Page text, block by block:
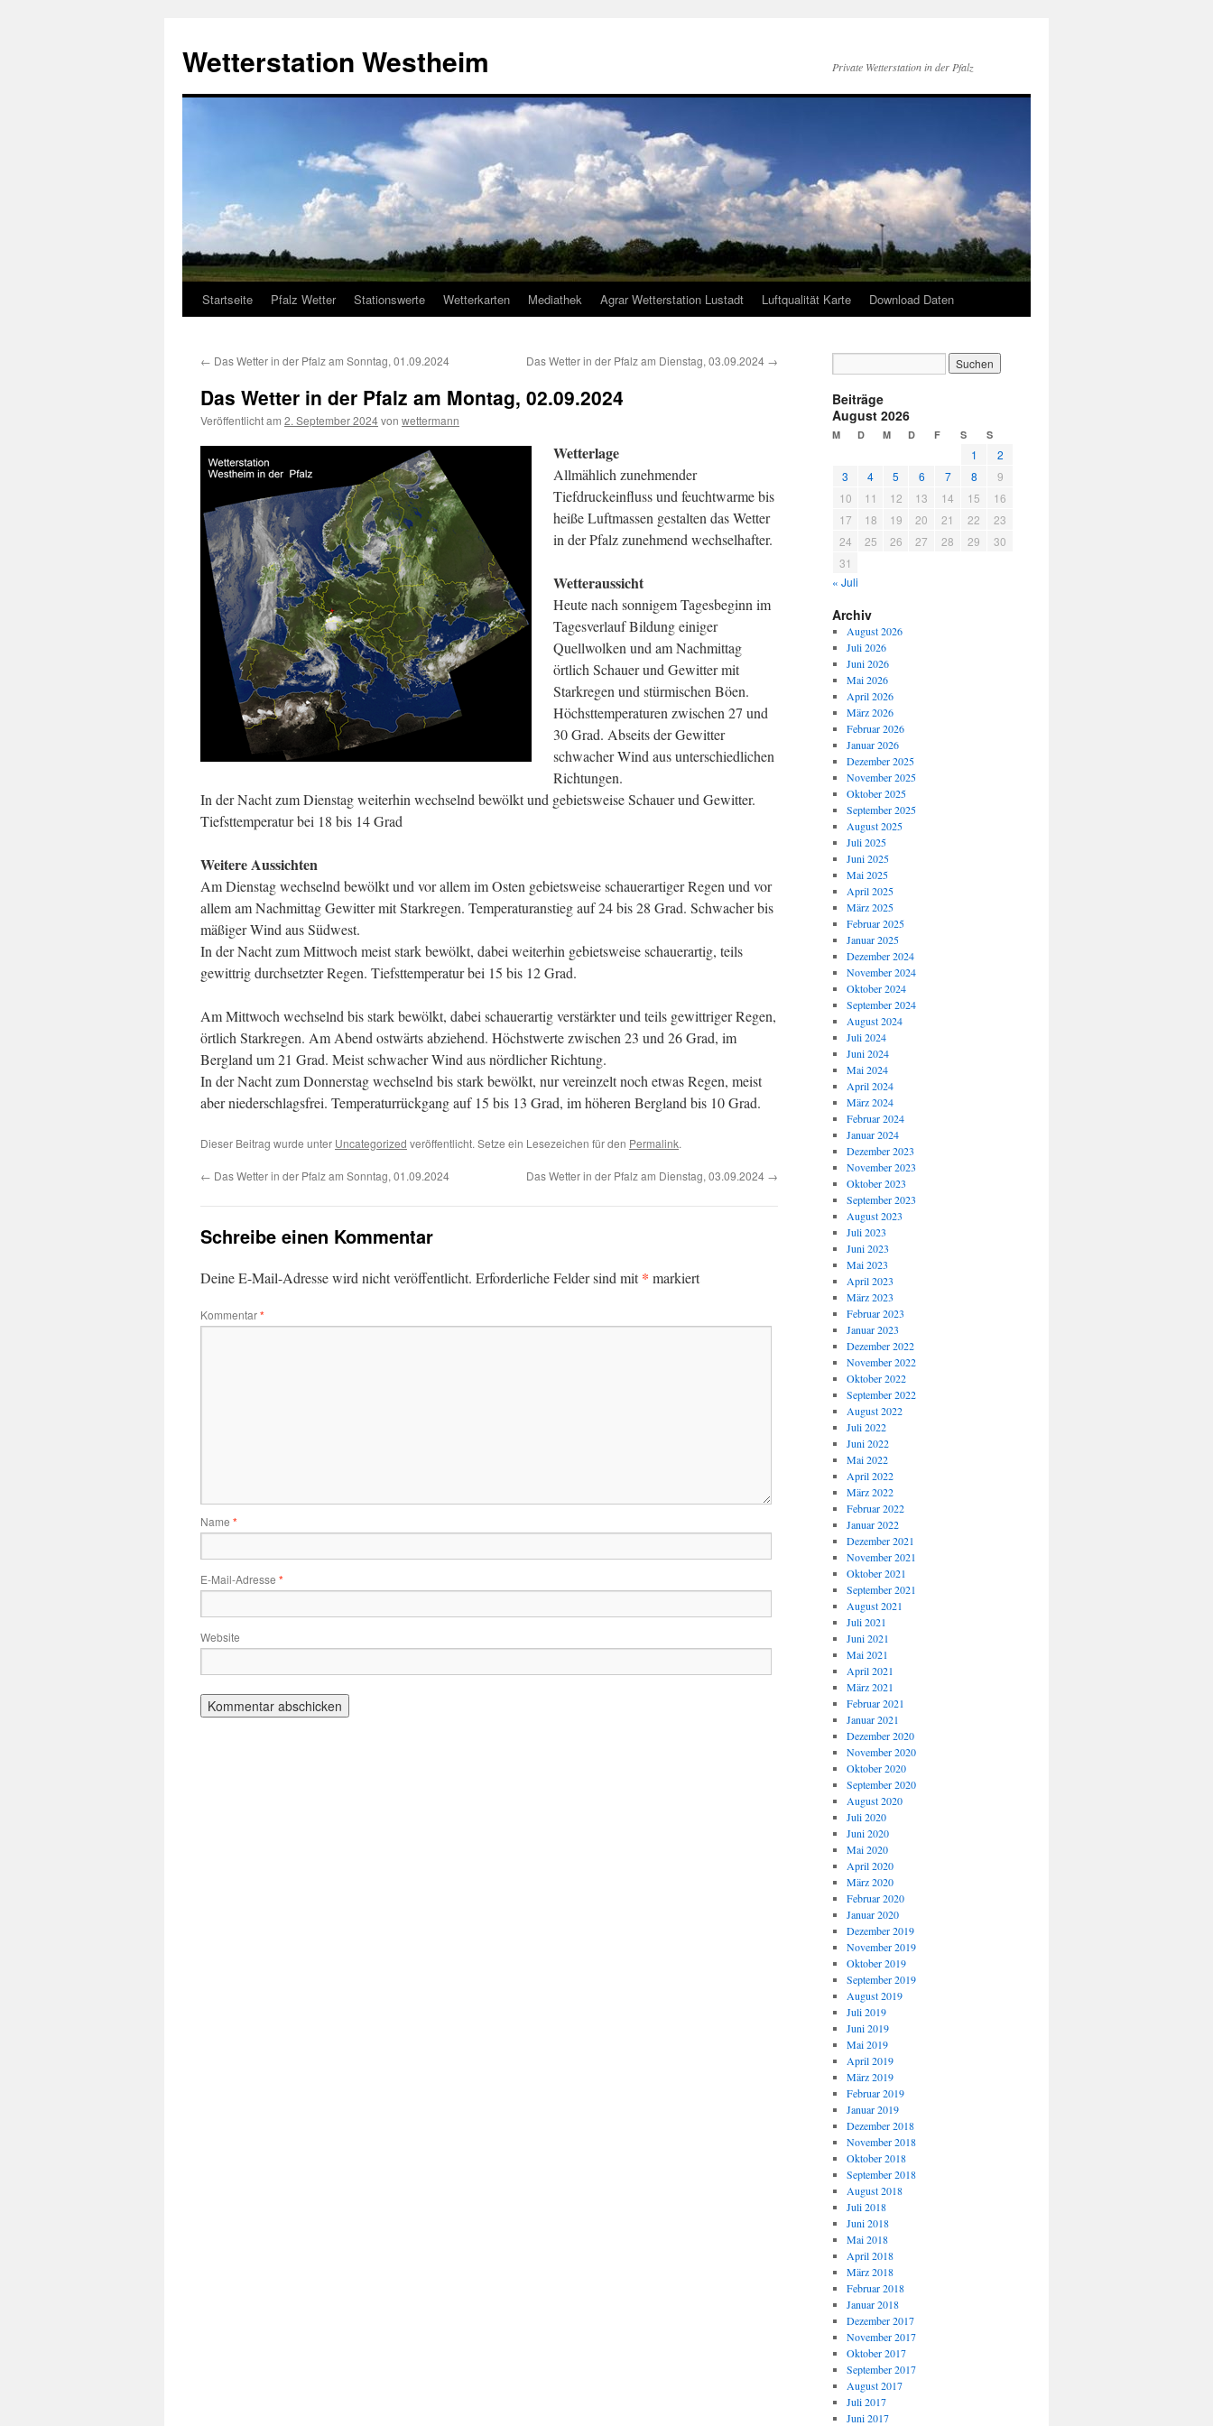
springen
Wetterstation Westheim Private Wetterstation in der Pfalz
Startseite Pfalz Wetter Stationswerte Wetterkarten Mediathek Agrar Wetterstation Lustadt Luftqualität Karte Download Daten
← Das Wetter in der Pfalz am Sonntag, 01.09.2024 Das Wetter in der Pfalz am Dienstag, 03.09.2024 →
Das Wetter in der Pfalz am Montag, 02.09.2024
Veröffentlicht am 2. September 2024von wettermann
Wetterlage
Allmählich zunehmender
Tiefdruckeinfluss und feuchtwarme bis
heiße Luftmassen gestalten das Wetter
in der Pfalz zunehmend wechselhafter.
Wetteraussicht
Heute nach sonnigem Tagesbeginn im
Tagesverlauf Bildung einiger
Quellwolken und am Nachmittag
örtlich Schauer und Gewitter mit
Starkregen und stürmischen Böen.
Höchsttemperaturen zwischen 27 und
30 Grad. Abseits der Gewitter
schwacher Wind aus unterschiedlichen
Richtungen.
In der Nacht zum Dienstag weiterhin wechselnd bewölkt und gebietsweise Schauer und Gewitter.
Tiefsttemperatur bei 18 bis 14 Grad
Weitere Aussichten
Am Dienstag wechselnd bewölkt und vor allem im Osten gebietsweise schauerartiger Regen und vor
allem am Nachmittag Gewitter mit Starkregen. Temperaturanstieg auf 24 bis 28 Grad. Schwacher bis
mäßiger Wind aus Südwest.
In der Nacht zum Mittwoch meist stark bewölkt, dabei weiterhin gebietsweise schauerartig, teils
gewittrig durchsetzter Regen. Tiefsttemperatur bei 15 bis 12 Grad.
Am Mittwoch wechselnd bis stark bewölkt, dabei schauerartig verstärkter und teils gewittriger Regen,
örtlich Starkregen. Am Abend ostwärts abziehend. Höchstwerte zwischen 23 und 26 Grad, im
Bergland um 21 Grad. Meist schwacher Wind aus nördlicher Richtung.
In der Nacht zum Donnerstag wechselnd bis stark bewölkt, nur vereinzelt noch etwas Regen, meist
aber niederschlagsfrei. Temperaturrückgang auf 15 bis 13 Grad, im höheren Bergland bis 10 Grad.
Dieser Beitrag wurde unter Uncategorized veröffentlicht. Setze ein Lesezeichen für den Permalink.
← Das Wetter in der Pfalz am Sonntag, 01.09.2024 Das Wetter in der Pfalz am Dienstag, 03.09.2024 →
Schreibe einen Kommentar
Deine E-Mail-Adresse wird nicht veröffentlicht. Erforderliche Felder sind mit* markiert
Kommentar*
Name *
E-Mail-Adresse *
Website
Beiträge
August 2026
M D M D F S S
1
2
3
4 5 6 7 8
9
10
11 12 13 14 15
16
17
18 19 20 21 22
23
24
25 26 27 28 29
30
31
« Juli
Archiv
August 2026
Juli 2026
Juni 2026
Mai 2026
April 2026
März 2026
Februar 2026
Januar 2026
Dezember 2025
November 2025
Oktober 2025
September 2025
August 2025
Juli 2025
Juni 2025
Mai 2025
April 2025
März 2025
Februar 2025
Januar 2025
Dezember 2024
November 2024
Oktober 2024
September 2024
August 2024
Juli 2024
Juni 2024
Mai 2024
April 2024
März 2024
Februar 2024
Januar 2024
Dezember 2023
November 2023
Oktober 2023
September 2023
August 2023
Juli 2023
Juni 2023
Mai 2023
April 2023
März 2023
Februar 2023
Januar 2023
Dezember 2022
November 2022
Oktober 2022
September 2022
August 2022
Juli 2022
Juni 2022
Mai 2022
April 2022
März 2022
Februar 2022
Januar 2022
Dezember 2021
November 2021
Oktober 2021
September 2021
August 2021
Juli 2021
Juni 2021
Mai 2021
April 2021
März 2021
Februar 2021
Januar 2021
Dezember 2020
November 2020
Oktober 2020
September 2020
August 2020
Juli 2020
Juni 2020
Mai 2020
April 2020
März 2020
Februar 2020
Januar 2020
Dezember 2019
November 2019
Oktober 2019
September 2019
August 2019
Juli 2019
Juni 2019
Mai 2019
April 2019
März 2019
Februar 2019
Januar 2019
Dezember 2018
November 2018
Oktober 2018
September 2018
August 2018
Juli 2018
Juni 2018
Mai 2018
April 2018
März 2018
Februar 2018
Januar 2018
Dezember 2017
November 2017
Oktober 2017
September 2017
August 2017
Juli 2017
Juni 2017